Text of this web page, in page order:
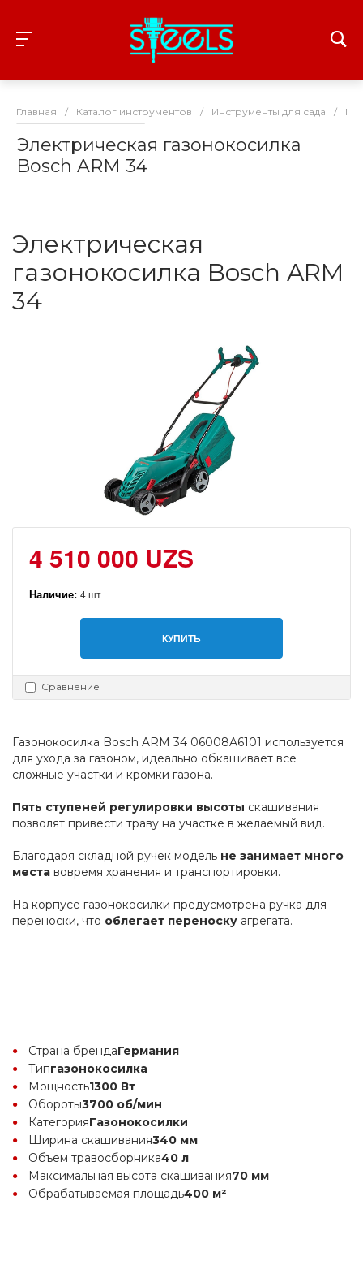
Главная / Каталог инструментов / Инструменты для сада /
Электрическая газонокосилка
Bosch ARM 34
Электрическая
газонокосилка Bosch ARM
34
4 510 000 UZS
Наличие: 4 шт
КУПИТЬ
Сравнение
Газонокосилка Bosch ARM 34 06008A6101 используется
для ухода за газоном, идеально обкашивает все
сложные участки и кромки газона.
Пять ступеней регулировки высоты скашивания
позволят привести траву на участке в желаемый вид.
Благодаря складной ручек модель не занимает много
места вовремя хранения и транспортировки.
На корпусе газонокосилки предусмотрена ручка для
переноски, что облегает переноску агрегата.
Страна брендаГермания
Типгазонокосилка
Мощность1300 Вт
Обороты3700 об/мин
КатегорияГазонокосилки
Ширина скашивания340 мм
Объем травосборника40 л
Максимальная высота скашивания70 мм
Обрабатываемая площадь400 м²